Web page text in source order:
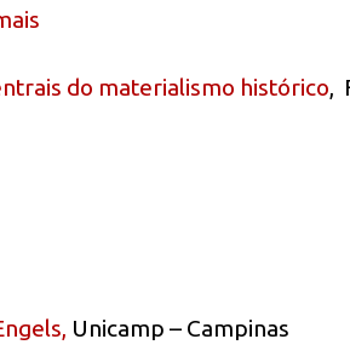
do materialismo histórico,
Unicamp – Campinas